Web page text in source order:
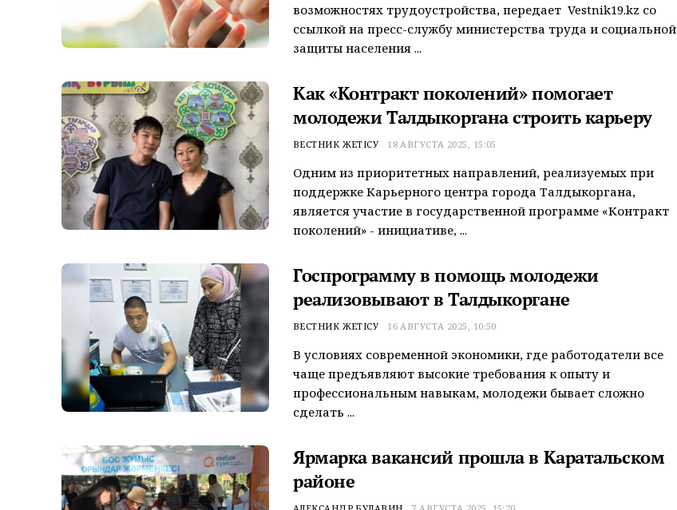
возможностях трудоустройства, передает Vestnik19.kz со
ссылкой на пресс-службу министерства труда и социальной
защиты населения ...
Как «Контракт поколений» помогает
молодежи Талдыкоргана строить карьеру
ВЕСТНИК ЖЕТІСУ 18 АВГУСТА 2025, 15:05
Одним из приоритетных направлений, реализуемых при
поддержке Карьерного центра города Талдыкоргана,
является участие в государственной программе «Контракт
поколений» - инициативе, ...
Госпрограмму в помощь молодежи
реализовывают в Талдыкоргане
ВЕСТНИК ЖЕТІСУ 16 АВГУСТА 2025, 10:50
В условиях современной экономики, где работодатели все
чаще предъявляют высокие требования к опыту и
профессиональным навыкам, молодежи бывает сложно
сделать ...
Ярмарка вакансий прошла в Каратальском
районе